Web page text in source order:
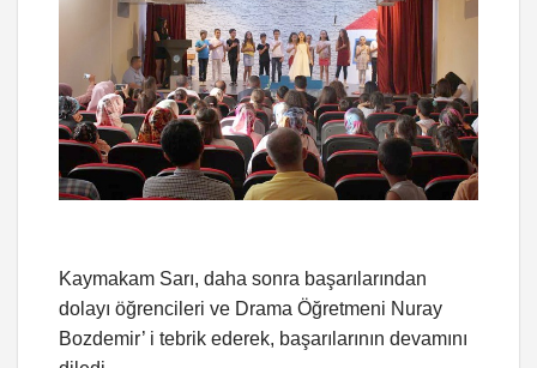
Kaymakam Sarı, daha sonra başarılarından
dolayı öğrencileri ve Drama Öğretmeni Nuray
Bozdemir’ i tebrik ederek, başarılarının devamını